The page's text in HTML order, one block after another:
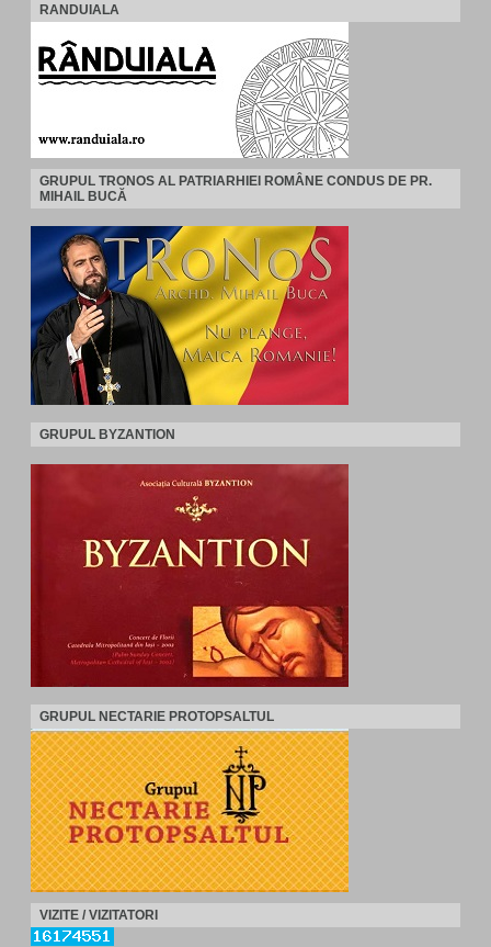
RANDUIALA
GRUPUL TRONOS AL PATRIARHIEI ROMÂNE CONDUS DE PR.
MIHAIL BUCĂ
GRUPUL BYZANTION
GRUPUL NECTARIE PROTOPSALTUL
VIZITE / VIZITATORI